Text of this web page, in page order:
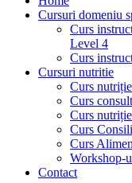
Cursuri domeniu
Curs
Level 4
Curs
Cursuri nutritie
Curs
Curs
Curs
Curs
Curs
Workshop-
Contact